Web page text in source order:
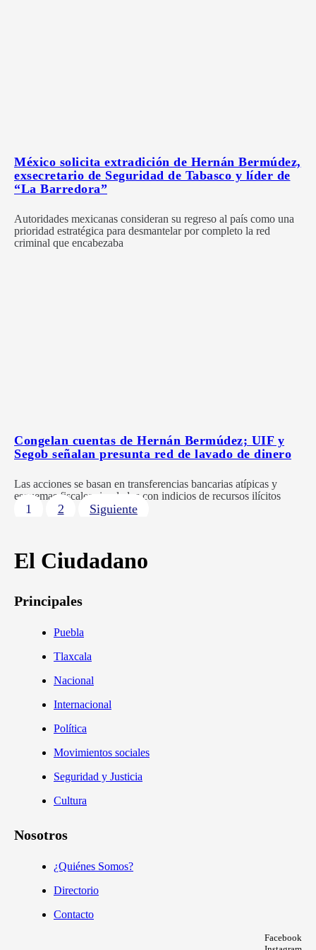
México solicita extradición de Hernán Bermúdez,
exsecretario de Seguridad de Tabasco y líder de
“La Barredora”
Autoridades mexicanas consideran su regreso al país como una
prioridad estratégica para desmantelar por completo la red
criminal que encabezaba
Congelan cuentas de Hernán Bermúdez; UIF y
Segob señalan presunta red de lavado de dinero
Las acciones se basan en transferencias bancarias atípicas y
esquemas fiscales simulados con indicios de recursos ilícitos
1 2 Siguiente
El Ciudadano
Principales
Puebla
Tlaxcala
Nacional
Internacional
Política
Movimientos sociales
Seguridad y Justicia
Cultura
Nosotros
¿Quiénes Somos?
Directorio
Contacto
Facebook